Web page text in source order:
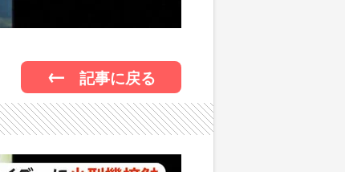
記事に戻る